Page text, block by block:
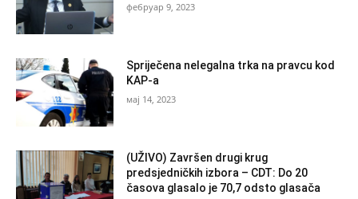
фебруар 9, 2023
Spriječena nelegalna trka na pravcu kod
KAP-a
мај 14, 2023
(UŽIVO) Završen drugi krug
predsjedničkih izbora – CDT: Do 20
časova glasalo je 70,7 odsto glasača